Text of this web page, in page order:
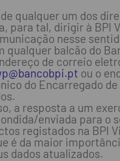
qualquer um dos
para tal, dirigir à BPI
nesse
qualquer balcão do
de correio
ou o
do Encarregado de
a resposta a um
enviada para o
registados na BPI
é da maior
dados atualizados.